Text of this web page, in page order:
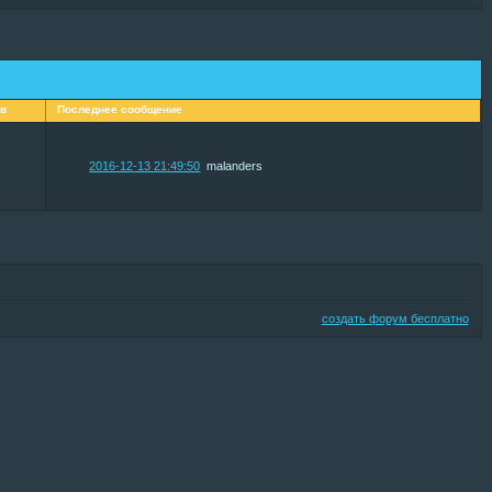
Последнее сообщение
2016-12-13 21:49:50 malanders
создать форум бесплатно